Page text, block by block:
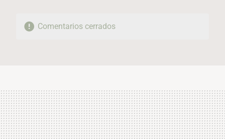
Comentarios cerrados